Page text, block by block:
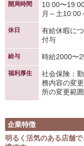
開局時間
10:00〜
月～土
休日
有給休暇に
付与
給与 時給2000〜
福利厚生
社会保険：
務内容の変
所の変更範
企業特徴
明るく活気のある店舗